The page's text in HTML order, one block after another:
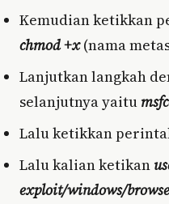
Kemudian ketikkan
chmod +x(nama
Lanjutkan langkah
selanjutnya yaitu
Lalu ketikkan
Lalu kalian ketikan
exploit/windows/